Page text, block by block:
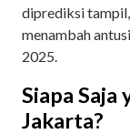
diprediksi
menambah
2025.
Siapa Saja
Jakarta?